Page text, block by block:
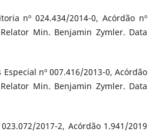
nº 024.434/2014-0, Acórdão nº
Min. Benjamin Zymler. Data
Especial nº 007.416/2013-0, Acórdão
Min. Benjamin Zymler. Data
2017-2, Acórdão 1.941/2019